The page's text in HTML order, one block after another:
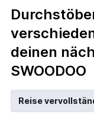
deinen
SWOODOO
Reise